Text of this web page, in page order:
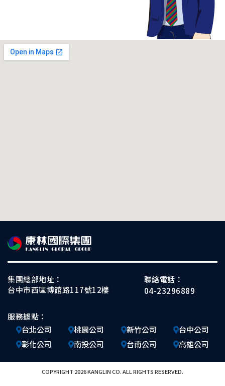
集團總部地址：
台中市西區博館路117號12樓
聯絡電話：
04-23296889
服務據點：
台北公司
桃園公司 新竹公司
台中公司
彰化公司
南投公司 台南公司 高雄公司
COPYRIGHT 2026 KANGLIN CO. ALL RIGHTS RESERVED.